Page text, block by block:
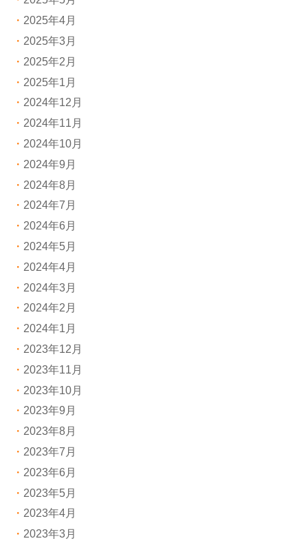
2025年4月
2025年3月
2025年2月
2025年1月
2024年12月
2024年11月
2024年10月
2024年9月
2024年8月
2024年7月
2024年6月
2024年5月
2024年4月
2024年3月
2024年2月
2024年1月
2023年12月
2023年11月
2023年10月
2023年9月
2023年8月
2023年7月
2023年6月
2023年5月
2023年4月
2023年3月